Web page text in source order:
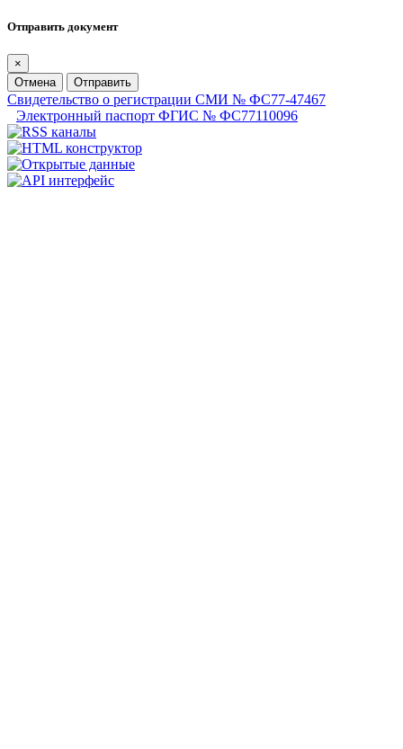
Отправить документ
×
Отмена
Отправить
Свидетельство о регистрации СМИ № ФС77-47467
Электронный паспорт ФГИС № ФС77110096